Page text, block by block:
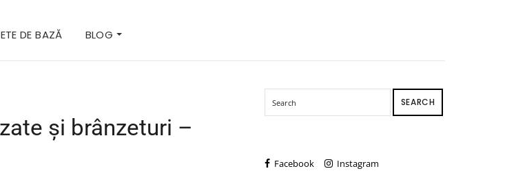
DE BAZĂ BLOG
și brânzeturi –
SEARCH
Facebook
Instagram